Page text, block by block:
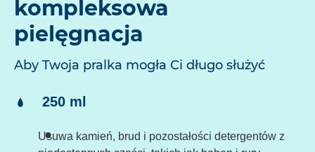
kompleksowa
pielęgnacja
Aby Twoja pralka mogła Ci długo służyć
Treść:250 ml
Usuwa kamień, brud i pozostałości detergentów z